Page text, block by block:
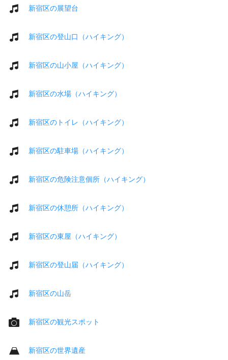
新宿区の展望台
新宿区の登山口（ハイキング）
新宿区の山小屋（ハイキング）
新宿区の水場（ハイキング）
新宿区のトイレ（ハイキング）
新宿区の駐車場（ハイキング）
新宿区の危険注意個所（ハイキング）
新宿区の休憩所（ハイキング）
新宿区の東屋（ハイキング）
新宿区の登山届（ハイキング）
新宿区の山岳
新宿区の観光スポット
新宿区の世界遺産